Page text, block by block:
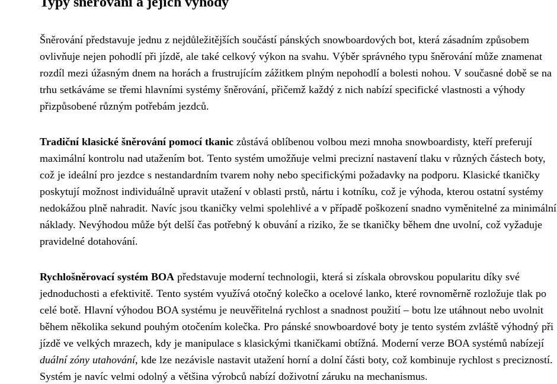
Šněrování představuje jednu z nejdůležitějších součástí pánských snowboardových bot, která zásadním způsobem
ovlivňuje nejen pohodlí při jízdě, ale také celkový výkon na svahu. Výběr správného typu šněrování může znamenat
rozdíl mezi úžasným dnem na horách a frustrujícím zážitkem plným nepohodlí a bolesti nohou. V současné době se na
trhu setkáváme se třemi hlavními systémy šněrování, přičemž každý z nich nabízí specifické vlastnosti a výhody
přizpůsobené různým potřebám jezdců.
Tradiční klasické šněrování pomocí tkanic zůstává oblíbenou volbou mezi mnoha snowboardisty, kteří preferují
maximální kontrolu nad utažením bot. Tento systém umožňuje velmi precizní nastavení tlaku v různých částech boty,
což je ideální pro jezdce s nestandardním tvarem nohy nebo specifickými požadavky na podporu. Klasické tkaničky
poskytují možnost individuálně upravit utažení v oblasti prstů, nártu i kotníku, což je výhoda, kterou ostatní systémy
nedokážou plně nahradit. Navíc jsou tkaničky velmi spolehlivé a v případě poškození snadno vyměnitelné za minimální
náklady. Nevýhodou může být delší čas potřebný k obuvání a riziko, že se tkaničky během dne uvolní, což vyžaduje
pravidelné dotahování.
Rychlošněrovací systém BOA představuje moderní technologii, která si získala obrovskou popularitu díky své
jednoduchosti a efektivitě. Tento systém využívá otočný kolečko a ocelové lanko, které rovnoměrně rozložuje tlak po
celé botě. Hlavní výhodou BOA systému je neuvěřitelná rychlost a snadnost použití – botu lze utáhnout nebo uvolnit
během několika sekund pouhým otočením kolečka. Pro pánské snowboardové boty je tento systém zvláště výhodný při
jízdě ve velkých mrazech, kdy je manipulace s klasickými tkaničkami obtížná. Moderní verze BOA systémů nabízejí
duální zóny utahování, kde lze nezávisle nastavit utažení horní a dolní části boty, což kombinuje rychlost s precizností.
Systém je navíc velmi odolný a většina výrobců nabízí doživotní záruku na mechanismus.